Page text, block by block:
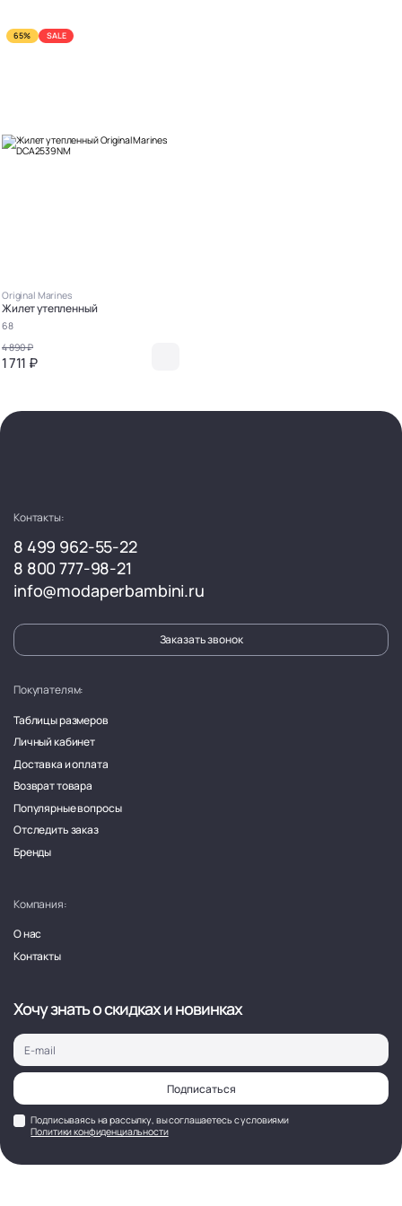
65% SALE
Original Marines
Жилет утепленный
68
4 890 ₽
1 711 ₽
Контакты:
8 499 962-55-22
8 800 777-98-21
info@modaperbambini.ru
Заказать звонок
Покупателям:
Таблицы размеров
Личный кабинет
Доставка и оплата
Возврат товара
Популярные вопросы
Отследить заказ
Бренды
Компания:
О нас
Контакты
Хочу знать о скидках и новинках
Подписаться
Подписываясь на рассылку, вы соглашаетесь с условиями
Политики конфиденциальности